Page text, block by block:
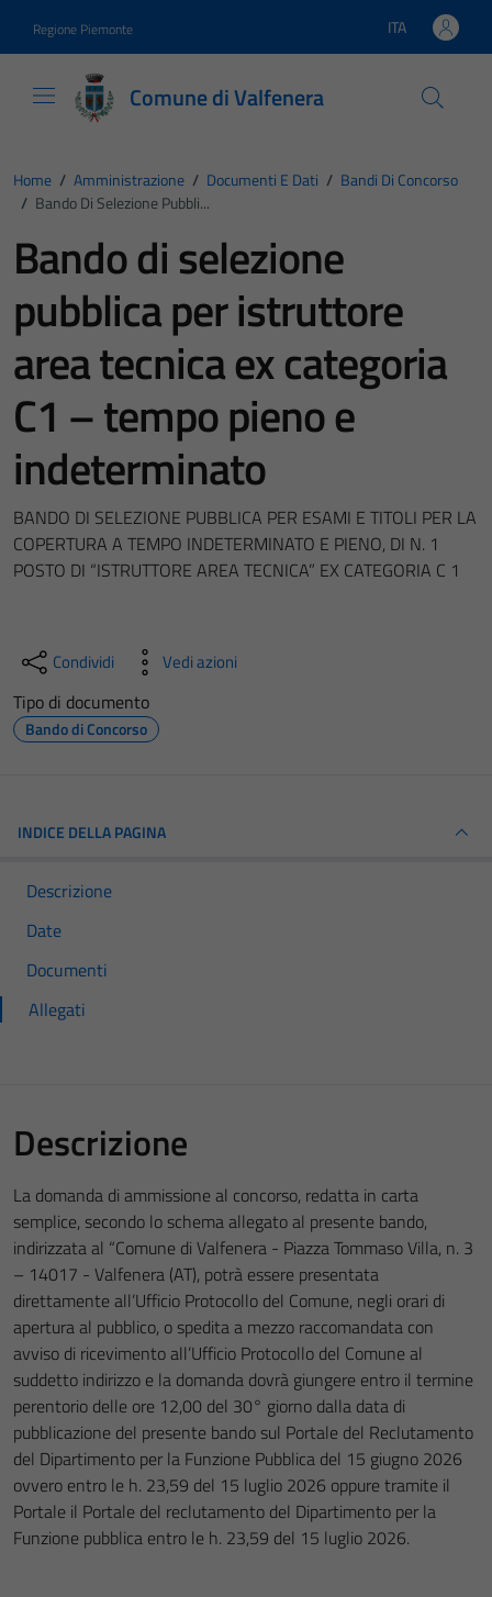
Regione Piemonte Lingua attiva:
ITA
Comune di Valfenera
Home / Amministrazione / Documenti E Dati / Bandi Di Concorso
/ Bando Di Selezione Pubbli...
Bando di selezione
pubblica per istruttore
area tecnica ex categoria
C1 – tempo pieno e
indeterminato
BANDO DI SELEZIONE PUBBLICA PER ESAMI E TITOLI PER LA
COPERTURA A TEMPO INDETERMINATO E PIENO, DI N. 1
POSTO DI “ISTRUTTORE AREA TECNICA” EX CATEGORIA C 1
Condividi Vedi azioni
Tipo di documento
Bando di Concorso
INDICE DELLA PAGINA
Descrizione
Date
Documenti
Allegati
Descrizione
La domanda di ammissione al concorso, redatta in carta
semplice, secondo lo schema allegato al presente bando,
indirizzata al “Comune di Valfenera - Piazza Tommaso Villa, n. 3
– 14017 - Valfenera (AT), potrà essere presentata
direttamente all’Ufficio Protocollo del Comune, negli orari di
apertura al pubblico, o spedita a mezzo raccomandata con
avviso di ricevimento all’Ufficio Protocollo del Comune al
suddetto indirizzo e la domanda dovrà giungere entro il termine
perentorio delle ore 12,00 del 30° giorno dalla data di
pubblicazione del presente bando sul Portale del Reclutamento
del Dipartimento per la Funzione Pubblica del 15 giugno 2026
ovvero entro le h. 23,59 del 15 luglio 2026 oppure tramite il
Portale il Portale del reclutamento del Dipartimento per la
Funzione pubblica entro le h. 23,59 del 15 luglio 2026.